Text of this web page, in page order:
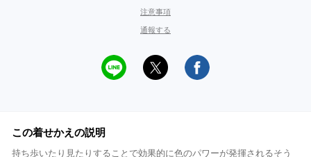
注意事項
通報する
この着せかえの説明
持ち歩いたり見たりすることで効果的に色のパワーが発揮されるそう